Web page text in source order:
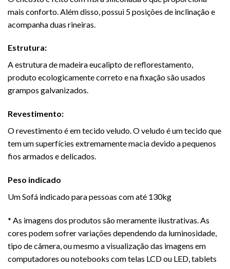
mais conforto. Além disso, possui 5 posições de inclinação e
acompanha duas rineiras.
Estrutura:
A estrutura de madeira eucalipto de reflorestamento,
produto ecologicamente correto e na fixação são usados
grampos galvanizados.
Revestimento:
O revestimento é em tecido veludo. O veludo é um tecido que
tem um superfícies extremamente macia devido a pequenos
fios armados e delicados.
Peso indicado
UmSofá indicado para pessoas com até 130kg
* As imagens dos produtos são meramente ilustrativas. As
cores podem sofrer variações dependendo da luminosidade,
tipo de câmera, ou mesmo a visualização das imagens em
computadores ou notebooks com telas LCD ou LED, tablets